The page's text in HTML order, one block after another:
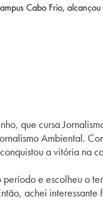
Cabo Frio,
que cursa
Ambiental.
a vitória na
período e escolheu o
achei